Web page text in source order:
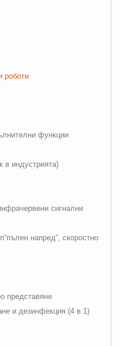
роботи
функции
в индустрията)
сигнални
напред“, скоростно
представяне
и дезинфекция (4 в 1)